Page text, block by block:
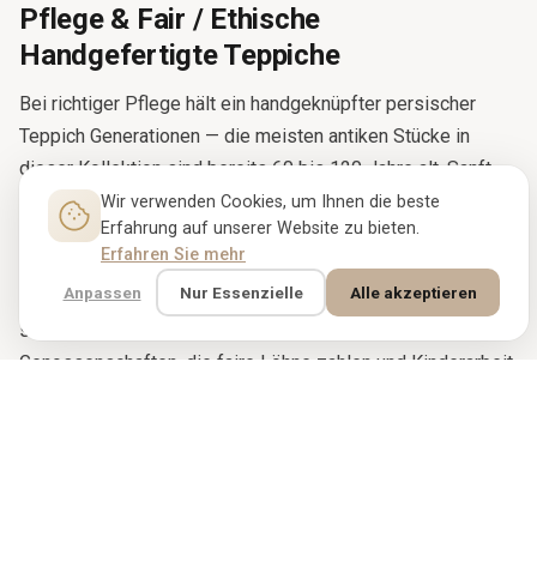
Pflege & Fair / Ethische
Handgefertigte Teppiche
Bei richtiger Pflege hält ein handgeknüpfter persischer
Teppich Generationen — die meisten antiken Stücke in
dieser Kollektion sind bereits 60 bis 120 Jahre alt. Sanft
ohne Bürstenaufsatz absaugen, den Teppich alle sechs
Monate drehen, ihn vor längerer direkter
Sonneneinstrahlung schützen und alle fünf bis sieben Jahre
professionell reinigen lassen. Jedes Stück bei Rugbloom
stammt direkt aus Familienwerkstätten und
Genossenschaften, die faire Löhne zahlen und Kinderarbeit
Wir verwenden Cookies, um Ihnen die beste
Erfahrung auf unserer Website zu bieten.
Erfahren Sie mehr
Anpassen Nur Essenzielle Alle akzeptieren